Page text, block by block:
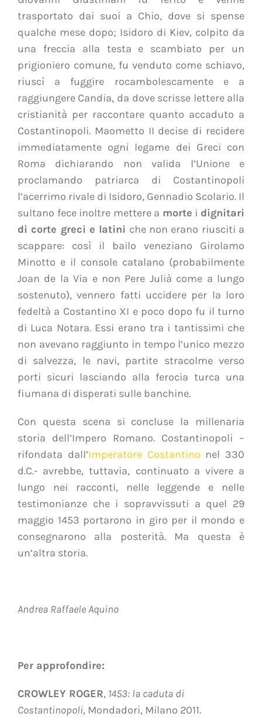
trasportato dai suoi a Chio, dove si spense
qualche mese dopo; Isidoro di Kiev, colpito da
una freccia alla testa e scambiato per un
prigioniero comune, fu venduto come schiavo,
riuscì a fuggire rocambolescamente e a
raggiungere Candia, da dove scrisse lettere alla
cristianità per raccontare quanto accaduto a
Costantinopoli. Maometto II decise di recidere
immediatamente ogni legame dei Greci con
Roma dichiarando non valida l’Unione e
proclamando patriarca di Costantinopoli
l’acerrimo rivale di Isidoro, Gennadio Scolario. Il
sultano fece inoltre mettere a morte i dignitari
di corte greci e latini che non erano riusciti a
scappare: così il bailo veneziano Girolamo
Minotto e il console catalano (probabilmente
Joan de la Via e non Pere Julià come a lungo
sostenuto), vennero fatti uccidere per la loro
fedeltà a Costantino XI e poco dopo fu il turno
di Luca Notara. Essi erano tra i tantissimi che
non avevano raggiunto in tempo l’unico mezzo
di salvezza, le navi, partite stracolme verso
porti sicuri lasciando alla ferocia turca una
fiumana di disperati sulle banchine.
Con questa scena si concluse la millenaria
storia dell’Impero Romano. Costantinopoli –
rifondata dall’Imperatore Costantino nel 330
d.C.- avrebbe, tuttavia, continuato a vivere a
lungo nei racconti, nelle leggende e nelle
testimonianze che i sopravvissuti a quel 29
maggio 1453 portarono in giro per il mondo e
consegnarono alla posterità. Ma questa è
un’altra storia.
Andrea Raffaele Aquino
Per approfondire:
CROWLEY ROGER, 1453: la caduta di
Costantinopoli, Mondadori, Milano 2011.